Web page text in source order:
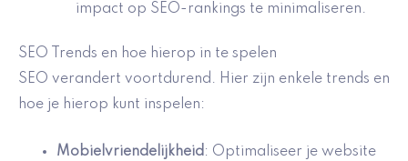
impact op SEO-rankings te minimaliseren.
SEO Trends en hoe hierop in te spelen
SEO verandert voortdurend. Hier zijn enkele trends en
hoe je hierop kunt inspelen:
Mobielvriendelijkheid: Optimaliseer je website